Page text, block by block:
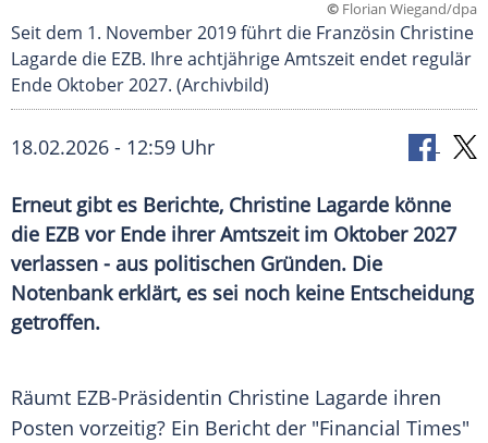
© Florian Wiegand/dpa
Seit dem 1. November 2019 führt die Französin Christine
Lagarde die EZB. Ihre achtjährige Amtszeit endet regulär
Ende Oktober 2027. (Archivbild)
18.02.2026 - 12:59 Uhr
Erneut gibt es Berichte, Christine Lagarde könne
die EZB vor Ende ihrer Amtszeit im Oktober 2027
verlassen - aus politischen Gründen. Die
Notenbank erklärt, es sei noch keine Entscheidung
getroffen.
Räumt EZB-Präsidentin Christine Lagarde ihren
Posten vorzeitig? Ein Bericht der "Financial Times"